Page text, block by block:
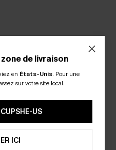
de livraison
en États-Unis. Pour une
sur votre site local.
US
ICI